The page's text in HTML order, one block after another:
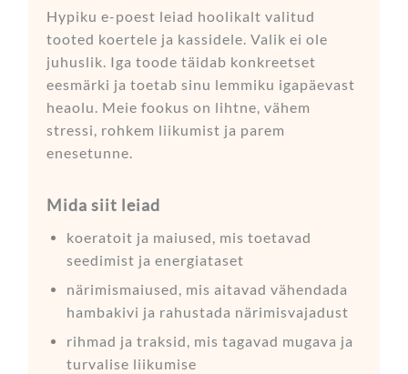
Hypiku e-poest leiad hoolikalt valitud
tooted koertele ja kassidele. Valik ei ole
juhuslik. Iga toode täidab konkreetset
eesmärki ja toetab sinu lemmiku igapäevast
heaolu. Meie fookus on lihtne, vähem
stressi, rohkem liikumist ja parem
enesetunne.
Mida siit leiad
koeratoit ja maiused, mis toetavad
seedimist ja energiataset
närimismaiused, mis aitavad vähendada
hambakivi ja rahustada närimisvajadust
rihmad ja traksid, mis tagavad mugava ja
turvalise liikumise